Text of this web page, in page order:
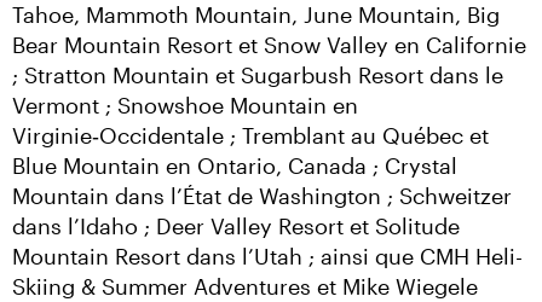
Tahoe, Mammoth Mountain, June Mountain, Big
Bear Mountain Resort et Snow Valley en Californie
; Stratton Mountain et Sugarbush Resort dans le
Vermont ; Snowshoe Mountain en
Virginie‑Occidentale ; Tremblant au Québec et
Blue Mountain en Ontario, Canada ; Crystal
Mountain dans l’État de Washington ; Schweitzer
dans l’Idaho ; Deer Valley Resort et Solitude
Mountain Resort dans l’Utah ; ainsi que CMH Heli-
Skiing & Summer Adventures et Mike Wiegele